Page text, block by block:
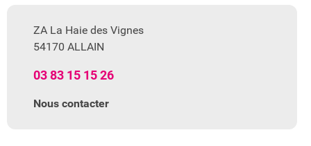
ZA La Haie des Vignes
54170 ALLAIN
03 83 15 15 26
Nous contacter